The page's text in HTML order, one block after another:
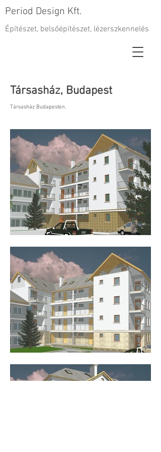
Period Design Kft.
Építészet, belsőépítészet, lézerszkennelés
Társasház, Budapest
Társasház Budapesten.